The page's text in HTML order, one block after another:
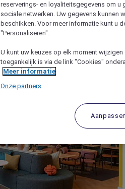
reserverings- en loyaliteitsgegevens om
sociale netwerken. Uw gegevens kunnen
beschikken. Voor meer informatie kunt u
"Personaliseren".
U kunt uw keuzes op elk moment
toegankelijk is via de link "Cookies"
Meer informatie
Onze partners
Aanpassen